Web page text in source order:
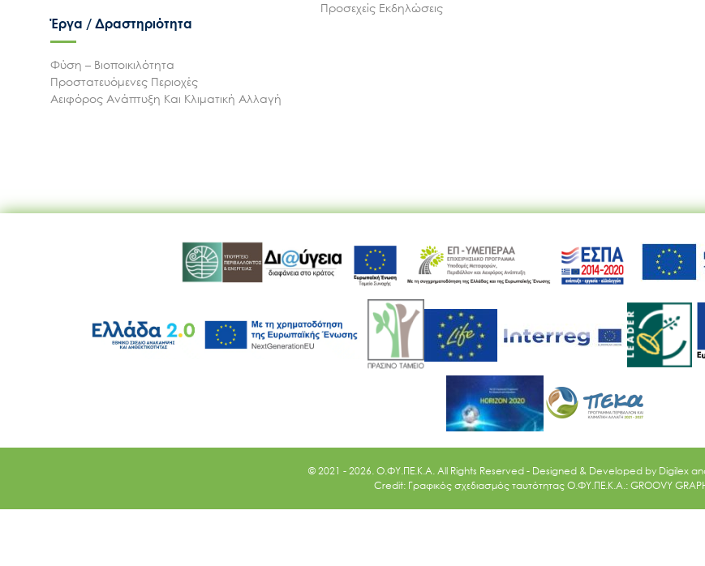
Ακολουθήστε μας
Προσεχείς Εκδηλώσεις
Έργα / Δραστηριότητα
Φύση – Βιοποικιλότητα
Προστατευόμενες Περιοχές
Αειφόρος Ανάπτυξη Και Κλιματική Αλλαγή
© 2021 - 2026. O.ΦΥ.ΠΕ.Κ.Α. All Rights Reserved - Designed & Developed by Digilex
Credit: Γραφικός σχεδιασμός ταυτότητας Ο.ΦΥ.ΠΕ.Κ.Α.: GROOVY